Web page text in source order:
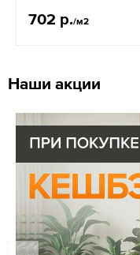
702 р./м2
Наши акции